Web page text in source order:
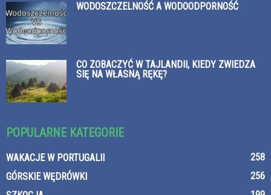
WODOSZCZELNOŚĆ A WODOODPORNOŚĆ
CO ZOBACZYĆ W TAJLANDII, KIEDY ZWIEDZA
SIĘ NA WŁASNĄ RĘKĘ?
POPULARNE KATEGORIE
WAKACJE W PORTUGALII
258
GÓRSKIE WĘDRÓWKI
256